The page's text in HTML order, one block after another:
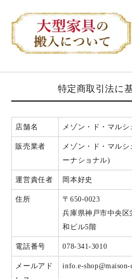
特定商取引法に
店舗名 メゾン・ド・マル
販売業者
メゾン・ド・マル
ーナショナル)
運営責任者 岡本好史
住所
〒650-0023
兵庫県神戸市中央区
和ビル5階
電話番号 078-341-3010
メールアド
info.e-